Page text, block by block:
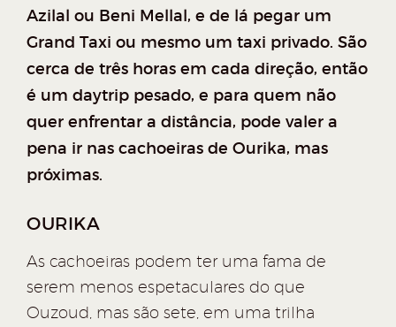
Azilal ou Beni Mellal, e de lá pegar um
Grand Taxi ou mesmo um taxi privado. São
cerca de três horas em cada direção, então
é um daytrip pesado, e para quem não
quer enfrentar a distância, pode valer a
pena ir nas cachoeiras de Ourika, mas
próximas.
OURIKA
As cachoeiras podem ter uma fama de
serem menos espetaculares do que
Ouzoud, mas são sete, em uma trilha